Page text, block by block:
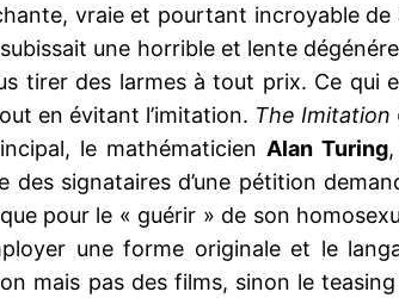
vraie et pourtant incroyable de
une horrible et lente
tirer des larmes à tout prix. Ce
en évitant l’imitation. The Imitation
le mathématicien Alan Turing,
signataires d’une pétition
pour le « guérir » de son
une forme originale et le
mais pas des films, sinon le